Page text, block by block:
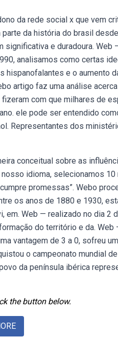
da rede social x que vem
da história do brasil
e duradoura. Web
analisamos como certas
hispanofalantes e o aumento
artigo faz uma análise
com que milhares de
ele pode ser entendido
Representantes dos
conceitual sobre as
idioma, selecionamos
promessas”. Webo
os anos de 1880 e 1930,
em. Web — realizado no dia 2
do território e da.
vantagem de 3 a 0, sofreu
o campeonato mundial
da península ibérica
the button below.